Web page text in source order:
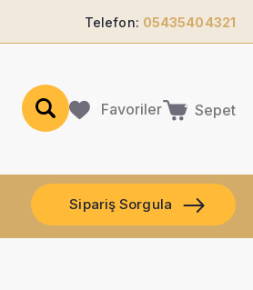
Telefon: 05435404321
Favoriler Sepet
Sipariş Sorgula